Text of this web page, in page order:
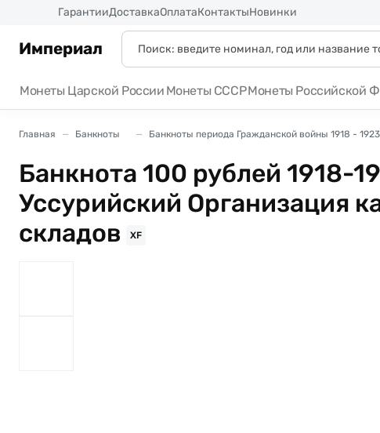
ГарантииДоставкаОплатаКонтактыНовинки
Империал
Монеты Царской России Монеты СССРМонеты Российской
Главная Банкноты Банкноты периода Гражданской войны 1918 -
Банкнота 100 рублей 1918-
Уссурийский Организация
складов
XF